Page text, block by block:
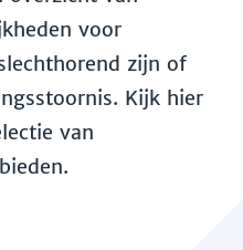
voor
zijn of
Kijk hier
van